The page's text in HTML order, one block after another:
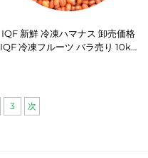
IQF 新鮮 冷凍ハマナス 卸売価格
IQF 冷凍フルーツ バラ売り 10kg
3 次